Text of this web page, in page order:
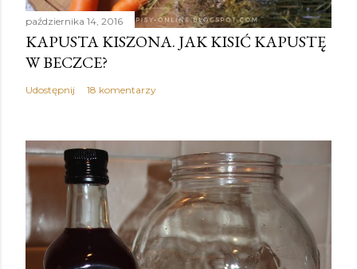
października 14, 2016
KAPUSTA KISZONA. JAK KISIĆ KAPUSTĘ
W BECZCE?
Udostępnij 18 komentarzy